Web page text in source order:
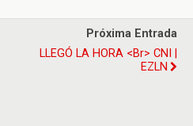
Próxima Entrada
LLEGÓ LA HORA <br> CNI |
EZLN